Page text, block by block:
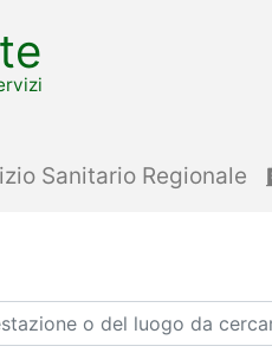
Sanitario Regionale